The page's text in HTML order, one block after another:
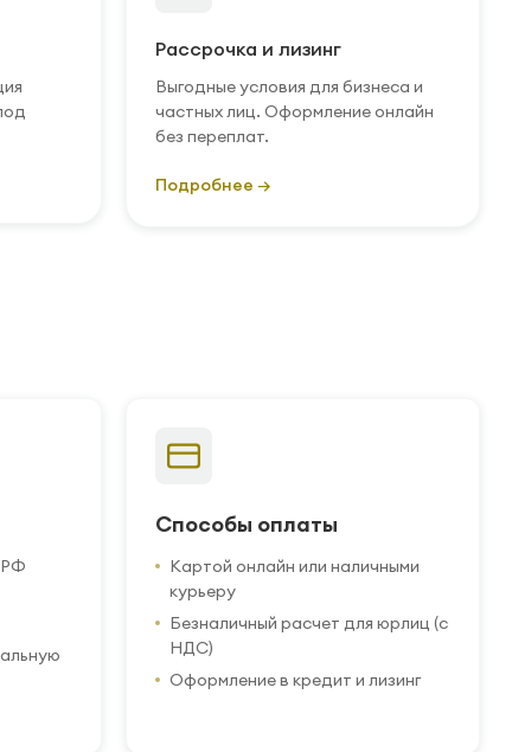
Рассрочка и лизинг
Выгодные условия для бизнеса и
частных лиц. Оформление онлайн
без переплат.
Подробнее →
РФ
Способы оплаты
Картой онлайн или наличными
курьеру
Безналичный расчет для юрлиц (с
НДС)
Оформление в кредит и лизинг